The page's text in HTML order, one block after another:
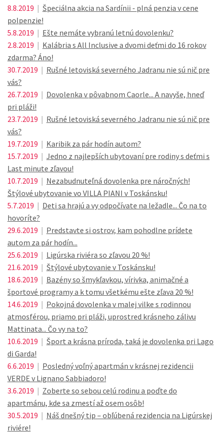
8.8.2019 | Špeciálna akcia na Sardínii - plná penzia v cene
polpenzie!
5.8.2019 | Ešte nemáte vybranú letnú dovolenku?
2.8.2019 | Kalábria s All Inclusive a dvomi deťmi do 16 rokov
zdarma? Áno!
30.7.2019 | Rušné letoviská severného Jadranu nie sú nič pre
vás?
26.7.2019 | Dovolenka v pôvabnom Caorle... A navyše, hneď
pri pláži!
23.7.2019 | Rušné letoviská severného Jadranu nie sú nič pre
vás?
19.7.2019 | Karibik za pár hodín autom?
15.7.2019 | Jedno z najlepších ubytovaní pre rodiny s deťmi s
Last minute zľavou!
10.7.2019 | Nezabudnuteľná dovolenka pre náročných!
Štýlové ubytovanie vo VILLA PIANI v Toskánsku!
5.7.2019 | Deti sa hrajú a vy odpočívate na ležadle... Čo na to
hovoríte?
29.6.2019 | Predstavte si ostrov, kam pohodlne prídete
autom za pár hodín...
25.6.2019 | Ligúrska riviéra so zľavou 20 %!
21.6.2019 | Štýlové ubytovanie v Toskánsku!
18.6.2019 | Bazény so šmykľavkou, vírivka, animačné a
športové programy a k tomu všetkému ešte zľava 20 %!
14.6.2019 | Pokojná dovolenka v malej vilke s rodinnou
atmosférou, priamo pri pláži, uprostred krásneho zálivu
Mattinata... Čo vy na to?
10.6.2019 | Šport a krásna príroda, taká je dovolenka pri Lago
di Garda!
6.6.2019 | Posledný voľný apartmán v krásnej rezidencii
VERDE v Lignano Sabbiadoro!
3.6.2019 | Zoberte so sebou celú rodinu a poďte do
apartmánu, kde sa zmestí až osem osôb!
30.5.2019 | Náš dnešný tip – obľúbená rezidencia na Ligúrskej
riviére!